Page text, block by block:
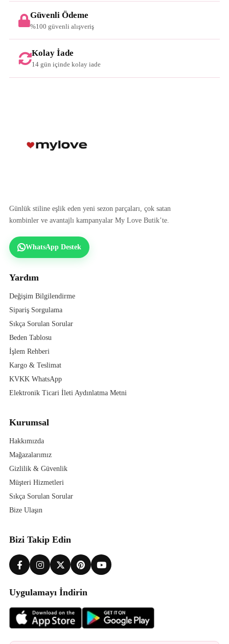
Güvenli Ödeme
%100 güvenli alışveriş
Kolay İade
14 gün içinde kolay iade
Günlük stiline eşlik eden yeni sezon parçaları, çok satan
kombinler ve avantajlı kampanyalar My Love Butik’te.
WhatsApp Destek
Yardım
Değişim Bilgilendirme
Sipariş Sorgulama
Sıkça Sorulan Sorular
Beden Tablosu
İşlem Rehberi
Kargo & Teslimat
KVKK WhatsApp
Elektronik Ticari İleti Aydınlatma Metni
Kurumsal
Hakkımızda
Mağazalarımız
Gizlilik & Güvenlik
Müşteri Hizmetleri
Sıkça Sorulan Sorular
Bize Ulaşın
Bizi Takip Edin
Uygulamayı İndirin